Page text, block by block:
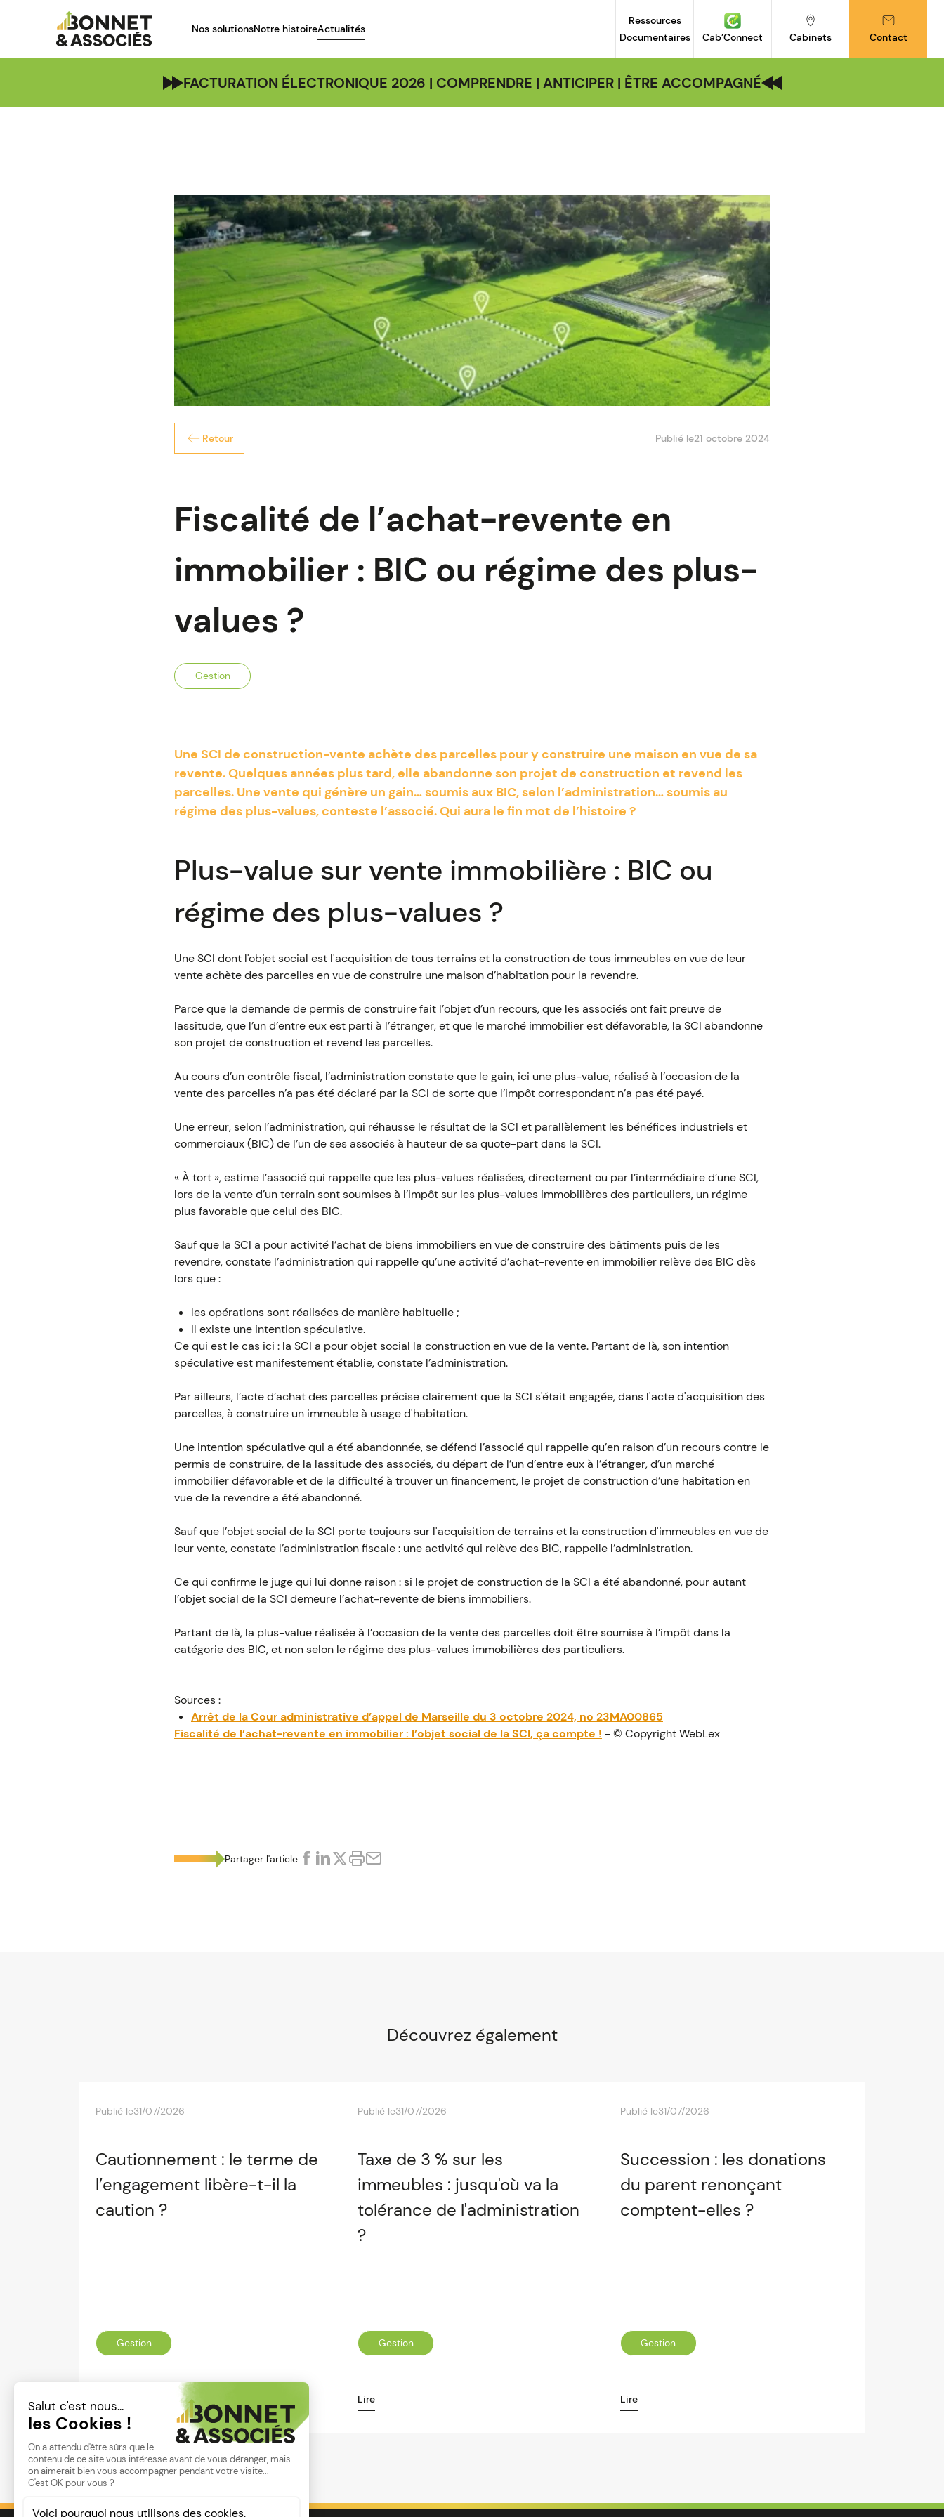
Nos solutionsNotre histoireActualités
Ressources
Documentaires
Cab’Connect Cabinets Contact
FACTURATION ÉLECTRONIQUE 2026 | COMPRENDRE | ANTICIPER | ÊTRE ACCOMPAGNÉ
Retour Publié le21 octobre 2024
Fiscalité de l’achat-revente en
immobilier : BIC ou régime des plus-
values ?
Gestion
Une SCI de construction-vente achète des parcelles pour y construire une maison en vue de sa
revente. Quelques années plus tard, elle abandonne son projet de construction et revend les
parcelles. Une vente qui génère un gain… soumis aux BIC, selon l’administration… soumis au
régime des plus-values, conteste l’associé. Qui aura le fin mot de l’histoire ?
Plus-value sur vente immobilière : BIC ou
régime des plus-values ?
Une SCI dont l'objet social est l'acquisition de tous terrains et la construction de tous immeubles en vue de leur
vente achète des parcelles en vue de construire une maison d’habitation pour la revendre.
Parce que la demande de permis de construire fait l’objet d’un recours, que les associés ont fait preuve de
lassitude, que l’un d’entre eux est parti à l’étranger, et que le marché immobilier est défavorable, la SCI abandonne
son projet de construction et revend les parcelles.
Au cours d’un contrôle fiscal, l’administration constate que le gain, ici une plus-value, réalisé à l’occasion de la
vente des parcelles n’a pas été déclaré par la SCI de sorte que l’impôt correspondant n’a pas été payé.
Une erreur, selon l’administration, qui réhausse le résultat de la SCI et parallèlement les bénéfices industriels et
commerciaux (BIC) de l’un de ses associés à hauteur de sa quote-part dans la SCI.
« À tort », estime l’associé qui rappelle que les plus-values réalisées, directement ou par l’intermédiaire d’une SCI,
lors de la vente d’un terrain sont soumises à l’impôt sur les plus-values immobilières des particuliers, un régime
plus favorable que celui des BIC.
Sauf que la SCI a pour activité l’achat de biens immobiliers en vue de construire des bâtiments puis de les
revendre, constate l’administration qui rappelle qu’une activité d’achat-revente en immobilier relève des BIC dès
lors que :
les opérations sont réalisées de manière habituelle ;
Il existe une intention spéculative.
Ce qui est le cas ici : la SCI a pour objet social la construction en vue de la vente. Partant de là, son intention
spéculative est manifestement établie, constate l’administration.
Par ailleurs, l’acte d’achat des parcelles précise clairement que la SCI s'était engagée, dans l'acte d'acquisition des
parcelles, à construire un immeuble à usage d'habitation.
Une intention spéculative qui a été abandonnée, se défend l’associé qui rappelle qu’en raison d’un recours contre le
permis de construire, de la lassitude des associés, du départ de l’un d’entre eux à l’étranger, d’un marché
immobilier défavorable et de la difficulté à trouver un financement, le projet de construction d’une habitation en
vue de la revendre a été abandonné.
Sauf que l’objet social de la SCI porte toujours sur l'acquisition de terrains et la construction d'immeubles en vue de
leur vente, constate l’administration fiscale : une activité qui relève des BIC, rappelle l’administration.
Ce qui confirme le juge qui lui donne raison : si le projet de construction de la SCI a été abandonné, pour autant
l’objet social de la SCI demeure l’achat-revente de biens immobiliers.
Partant de là, la plus-value réalisée à l’occasion de la vente des parcelles doit être soumise à l’impôt dans la
catégorie des BIC, et non selon le régime des plus-values immobilières des particuliers.
Sources :
Arrêt de la Cour administrative d’appel de Marseille du 3 octobre 2024, no 23MA00865
Fiscalité de l’achat-revente en immobilier : l’objet social de la SCI, ça compte ! - © Copyright WebLex
Partager l'article
Découvrez également
Publié le31/07/2026
Cautionnement : le terme de
l’engagement libère-t-il la
caution ?
Gestion
Publié le31/07/2026
Taxe de 3 % sur les
immeubles : jusqu'où va la
tolérance de l'administration
?
Gestion
Lire
Publié le31/07/2026
Succession : les donations
du parent renonçant
comptent-elles ?
Gestion
Lire